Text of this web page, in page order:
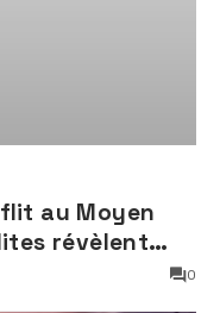
au Moyen
révèlent
» sur
0